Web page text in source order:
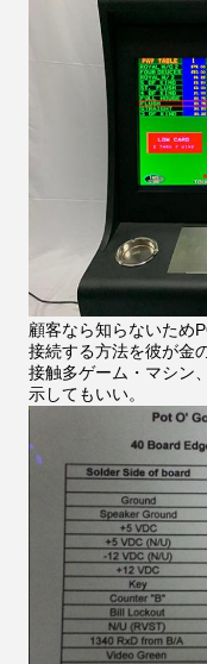
顧客なら知らないため
接続する方法を彼が金
接触多ゲーム・マシン
示してもいい。